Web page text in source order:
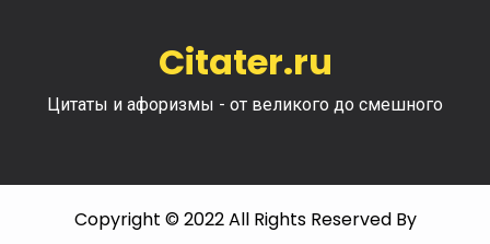
Citater.ru
Цитаты и афоризмы - от великого до смешного
Copyright © 2022 All Rights Reserved By